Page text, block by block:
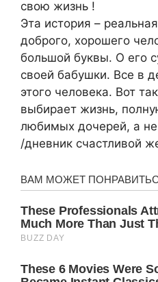
свою жизнь !
Эта история –
доброго, хорошего
большой буквы. О его
своей бабушки. Все в
этого человека. Вот
выбирает жизнь,
любимых дочерей, а
/дневник счастливой